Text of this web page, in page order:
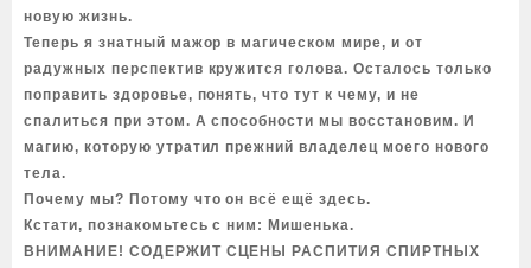
новую жизнь.
Теперь я знатный мажор в магическом мире, и от
радужных перспектив кружится голова. Осталось только
поправить здоровье, понять, что тут к чему, и не
спалиться при этом. А способности мы восстановим. И
магию, которую утратил прежний владелец моего нового
тела.
Почему мы? Потому что он всё ещё здесь.
Кстати, познакомьтесь с ним: Мишенька.
ВНИМАНИЕ! СОДЕРЖИТ СЦЕНЫ РАСПИТИЯ СПИРТНЫХ